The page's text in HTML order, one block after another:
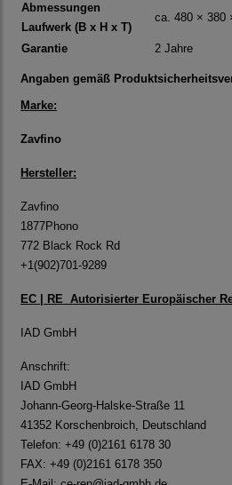
Abmessungen
Laufwerk (B x H x T)
ca. 480 × 380
Garantie 2 Jahre
Angaben gemäß
Marke:
Zavfino
Hersteller:
Zavfino
1877Phono
772 Black Rock Rd
+1(902)701-9289
EC | RE Autorisierter Europäischer
IAD GmbH
Anschrift:
IAD GmbH
Johann-Georg-Halske-Straße 11
41352 Korschenbroich, Deutschland
Telefon: +49 (0)2161 6178 30
FAX: +49 (0)2161 6178 350